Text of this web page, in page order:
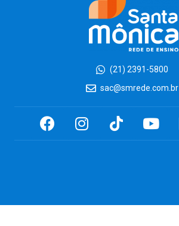
(21) 2391-5800
sac@smrede.com.br